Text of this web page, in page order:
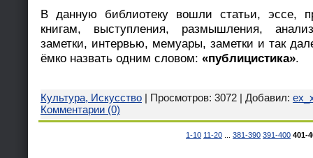
В данную библиотеку вошли статьи, эссе,
книгам, выступления, размышления,
заметки, интервью, мемуары, заметки и так
ёмко назвать одним словом: «публицистика».
Культура, Искусство | Просмотров: 3072 | Добавил:
Комментарии (0)
1-10 11-20 ... 381-390 391-400 401-